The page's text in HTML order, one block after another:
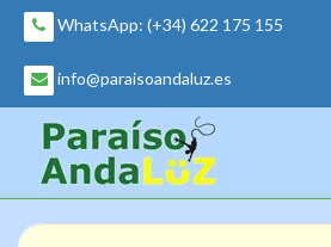
Skip
WhatsApp: (+34) 622 175 155
info@paraisoandaluz.es